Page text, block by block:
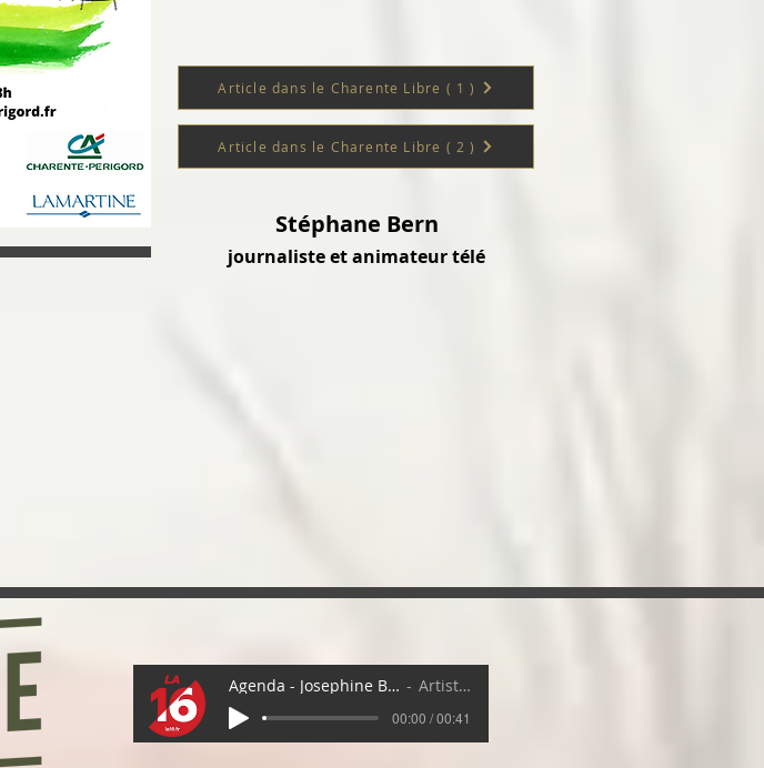
Article dans le Charente Libre ( 1 )
Article dans le Charente Libre ( 2 )
Stéphane Bern
journaliste et animateur télé
Agenda - Josephine Baker 28 juillet Artist Name
00:00 / 00:41